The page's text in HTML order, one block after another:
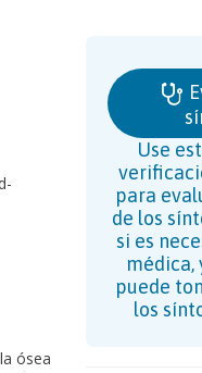
ósea
Use
para
de los
si es
médica,
puede
los